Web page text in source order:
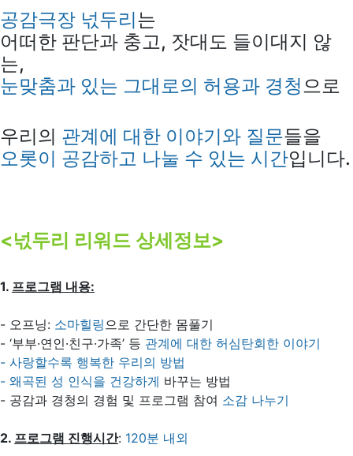
공감극장 넋두리는
어떠한 판단과 충고, 잣대도 들이대지 않
는,
눈맞춤과 있는 그대로의 허용과 경청으로
우리의 관계에 대한 이야기와 질문들을
오롯이 공감하고 나눌 수 있는 시간입니다.
<넋두리 리워드 상세정보>
1. 프로그램 내용:
- 오프닝: 소마힐링으로 간단한 몸풀기
- ‘부부·연인·친구·가족’ 등 관계에 대한 허심탄회한 이야기
- 사랑할수록 행복한 우리의 방법
- 왜곡된 성 인식을 건강하게 바꾸는 방법
- 공감과 경청의 경험 및 프로그램 참여 소감 나누기
2. 프로그램 진행시간: 120분 내외